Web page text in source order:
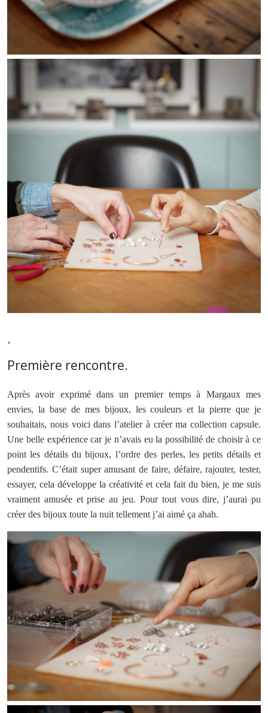
.
Première rencontre.
Après avoir exprimé dans un premier temps à Margaux mes
envies, la base de mes bijoux, les couleurs et la pierre que je
souhaitais, nous voici dans l’atelier à créer ma collection capsule.
Une belle expérience car je n’avais eu la possibilité de choisir à ce
point les détails du bijoux, l’ordre des perles, les petits détails et
pendentifs. C’était super amusant de faire, défaire, rajouter, tester,
essayer, cela développe la créativité et cela fait du bien, je me suis
vraiment amusée et prise au jeu. Pour tout vous dire, j’aurai pu
créer des bijoux toute la nuit tellement j’ai aimé ça ahah.